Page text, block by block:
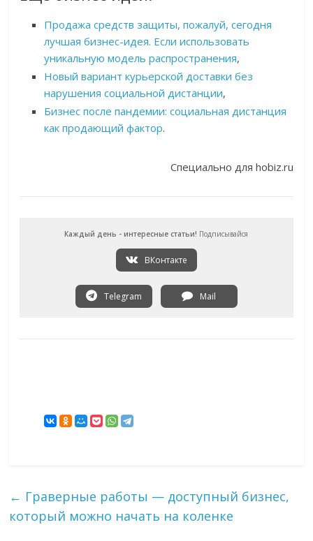
Продажа средств защиты, пожалуй, сегодня
лучшая бизнес-идея. Если использовать
уникальную модель распространения,
Новый вариант курьерской доставки без
нарушения социальной дистанции,
Бизнес после пандемии: социальная дистанция
как продающий фактор.
Специально для hobiz.ru
Каждый день - интересные статьи! Подписывайся
ВКонтакте
Telegram Mail
← Граверные работы — доступный бизнес,
который можно начать на коленке